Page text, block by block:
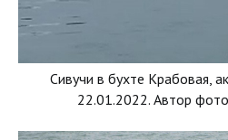
Сивучи в бухте Крабовая,
22.01.2022. Автор